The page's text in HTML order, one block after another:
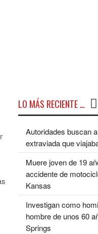
LO MÁS RECIENTE …
Autoridades buscan
extraviada que
Muere joven de 19
accidente de
Kansas
Investigan como
hombre de unos 60
Springs